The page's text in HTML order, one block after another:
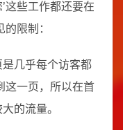
这些工作都还要在
限制：
几乎每个访客都
这一页，所以在首
的流量。